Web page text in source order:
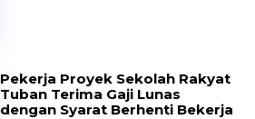
Pekerja Proyek Sekolah Rakyat
Tuban Terima Gaji Lunas
dengan Syarat Berhenti Bekerja